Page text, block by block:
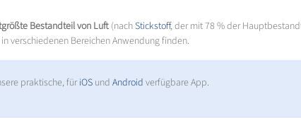
Bestandteil von Luft(nachStickstoff, der mit 78 % der
verschiedenen Bereichen Anwendung finden.
praktische, füriOS und Android verfügbare App.